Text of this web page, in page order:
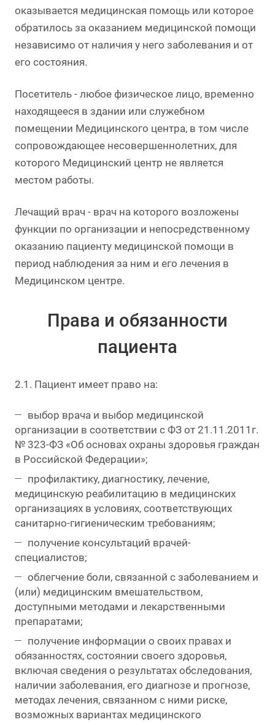
оказывается медицинская помощь или которое
обратилось за оказанием медицинской помощи
независимо от наличия у него заболевания и от
его состояния.
Посетитель - любое физическое лицо, временно
находящееся в здании или служебном
помещении Медицинского центра, в том числе
сопровождающее несовершеннолетних, для
которого Медицинский центр не является
местом работы.
Лечащий врач - врач на которого возложены
функции по организации и непосредственному
оказанию пациенту медицинской помощи в
период наблюдения за ним и его лечения в
Медицинском центре.
Права и обязанности
пациента
2.1. Пациент имеет право на:
выбор врача и выбор медицинской
организации в соответствии с ФЗ от 21.11.2011г.
№ 323-ФЗ «Об основах охраны здоровья граждан
в Российской Федерации»;
профилактику, диагностику, лечение,
медицинскую реабилитацию в медицинских
организациях в условиях, соответствующих
санитарно-гигиеническим требованиям;
получение консультаций врачей-
специалистов;
облегчение боли, связанной с заболеванием и
(или) медицинским вмешательством,
доступными методами и лекарственными
препаратами;
получение информации о своих правах и
обязанностях, состоянии своего здоровья,
включая сведения о результатах обследования,
наличии заболевания, его диагнозе и прогнозе,
методах лечения, связанном с ними риске,
возможных вариантах медицинского